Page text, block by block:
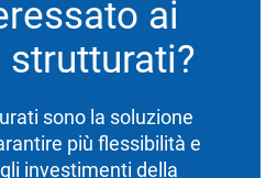
ai
sono la soluzione
più flessibilità e
investimenti della